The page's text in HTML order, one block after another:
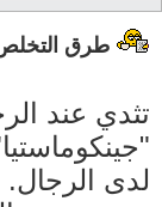
طرق التخلص
تثدي عند
لدى